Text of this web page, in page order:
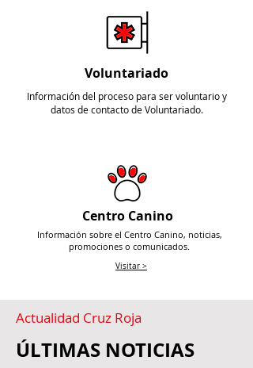
Voluntariado
Información del proceso para ser voluntario y
datos de contacto de Voluntariado.
Centro Canino
Información sobre el Centro Canino, noticias,
promociones o comunicados.
Visitar >
Actualidad Cruz Roja
ÚLTIMAS NOTICIAS